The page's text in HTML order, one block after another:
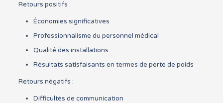
Retours positifs :
Économies significatives
Professionnalisme du personnel médical
Qualité des installations
Résultats satisfaisants en termes de perte de poids
Retours négatifs :
Difficultés de communication